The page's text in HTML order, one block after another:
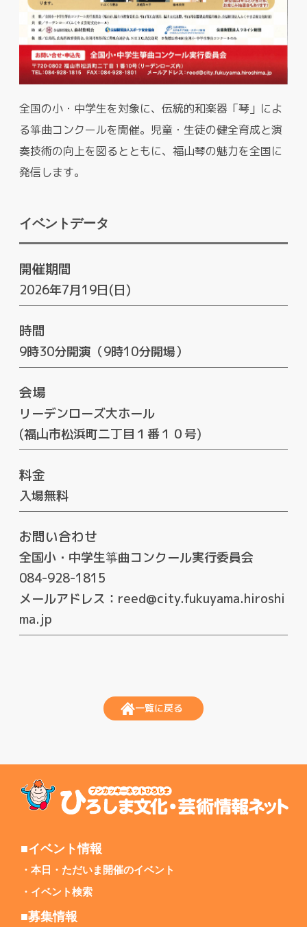
全国の小・中学生を対象に、伝統的和楽器「琴」によ
る箏曲コンクールを開催。児童・生徒の健全育成と演
奏技術の向上を図るとともに、福山琴の魅力を全国に
発信します。
イベントデータ
開催期間
2026年7月19日(日)
時間
9時30分開演（9時10分開場）
会場
リーデンローズ大ホール
(福山市松浜町二丁目１番１０号)
料金
入場無料
お問い合わせ
全国小・中学生箏曲コンクール実行委員会
084-928-1815
メールアドレス：reed@city.fukuyama.hiroshi
ma.jp
一覧に戻る
■イベント情報
本日・ただいま開催のイベント
イベント検索
■募集情報